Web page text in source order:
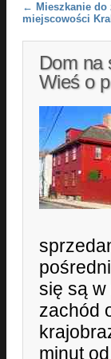
Post
← Mieszkanie
miejscowości
Dom na
Wieś o
się są w
zachód
minut